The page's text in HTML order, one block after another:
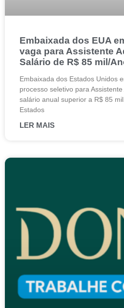
Embaixada dos EUA
vaga para Assistente
Salário de R$ 85 mil/
Embaixada dos Estados Unidos
processo seletivo para
salário anual superior a R$ 85
Estados
LER MAIS